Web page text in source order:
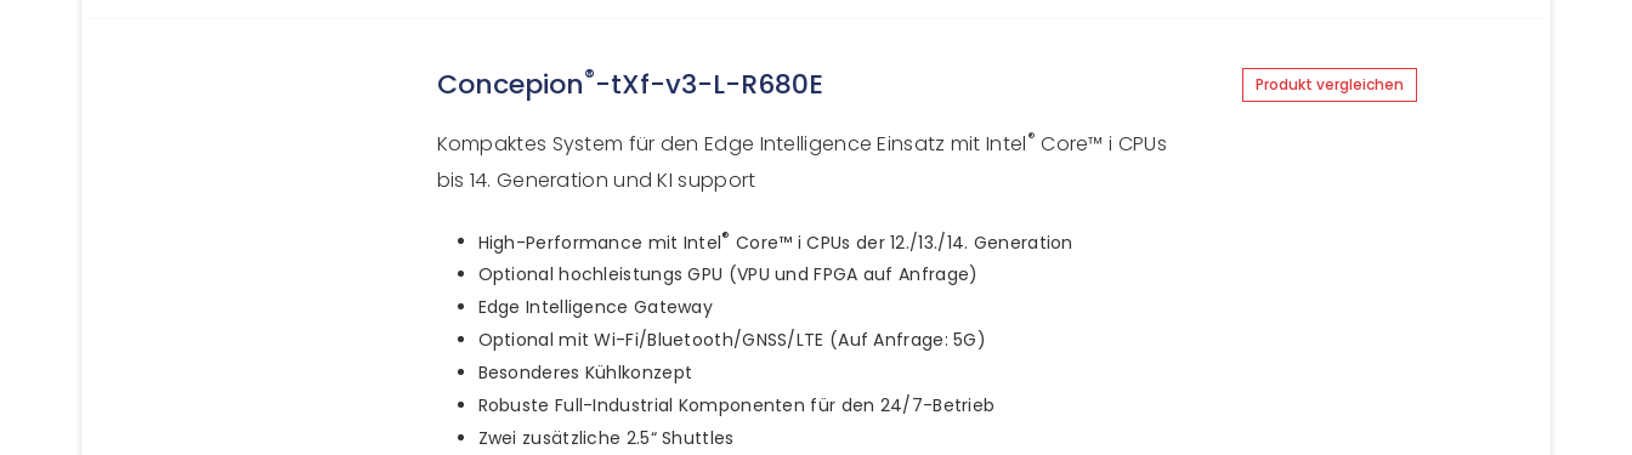
Concepion®-tXf-v3-L-R680E
Kompaktes System für den Edge Intelligence Einsatz mit Intel® Core™ i CPUs
bis 14. Generation und KI support
High-Performance mit Intel® Core™ i CPUs der 12./13./14. Generation
Optional hochleistungs GPU (VPU und FPGA auf Anfrage)
Edge Intelligence Gateway
Optional mit Wi-Fi/Bluetooth/GNSS/LTE (Auf Anfrage: 5G)
Besonderes Kühlkonzept
Robuste Full-Industrial Komponenten für den 24/7-Betrieb
Zwei zusätzliche 2.5“ Shuttles
Produkt vergleichen